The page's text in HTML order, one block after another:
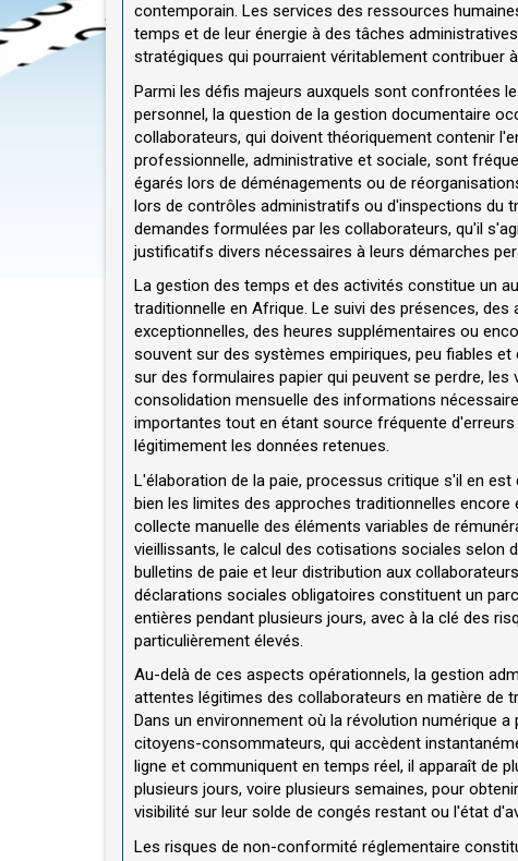
contemporain. Les services des ressources
temps et de leur énergie à des tâches
stratégiques qui pourraient véritablement contribuer
Parmi les défis majeurs auxquels sont confrontées
personnel, la question de la gestion documentaire
collaborateurs, qui doivent théoriquement contenir
professionnelle, administrative et sociale, sont
égarés lors de déménagements ou de
lors de contrôles administratifs ou d'inspections du
demandes formulées par les collaborateurs, qu'il
justificatifs divers nécessaires à leurs démarches
La gestion des temps et des activités constitue un
traditionnelle en Afrique. Le suivi des présences,
exceptionnelles, des heures supplémentaires ou
souvent sur des systèmes empiriques, peu fiables
sur des formulaires papier qui peuvent se perdre,
consolidation mensuelle des informations
importantes tout en étant source fréquente
légitimement les données retenues.
L'élaboration de la paie, processus critique s'il en
bien les limites des approches traditionnelles
collecte manuelle des éléments variables de
vieillissants, le calcul des cotisations sociales selon
bulletins de paie et leur distribution aux
déclarations sociales obligatoires constituent un
entières pendant plusieurs jours, avec à la clé des
particulièrement élevés.
Au-delà de ces aspects opérationnels, la gestion
attentes légitimes des collaborateurs en matière de
Dans un environnement où la révolution numérique
citoyens-consommateurs, qui accèdent
ligne et communiquent en temps réel, il apparaît de
plusieurs jours, voire plusieurs semaines, pour
visibilité sur leur solde de congés restant ou l'état
Les risques de non-conformité réglementaire